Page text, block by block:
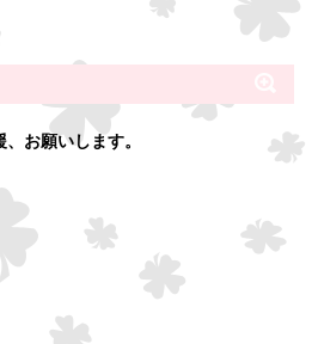
お願いします。